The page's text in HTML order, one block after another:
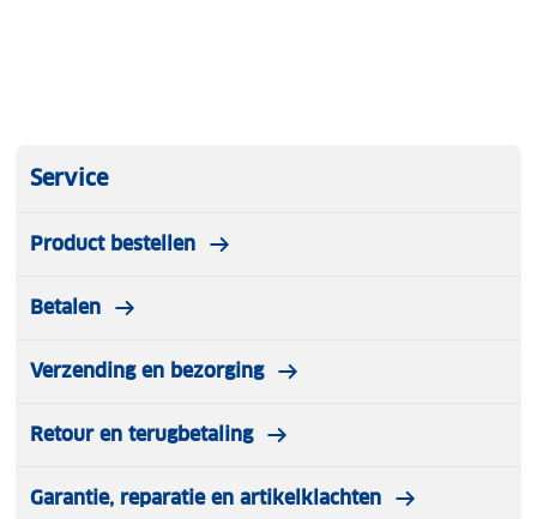
Service
Product bestellen
Betalen
Verzending en bezorging
Retour en terugbetaling
Garantie, reparatie en artikelklachten